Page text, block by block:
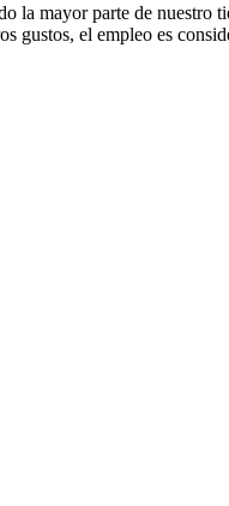
la mayor parte de nuestro
gustos, el empleo es